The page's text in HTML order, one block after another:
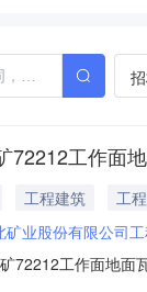
72212工作面
工程建筑
工程
矿业股份有限公司
72212工作面地